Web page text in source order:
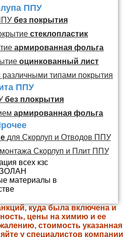
ППУ
без покрытия
стеклопластик
армированная фольга
оцинкованный лист
различными типами покрытия
ППУ
без плокрытия
армированная фольга
для Скорлуп и Отводов ППУ
Скорлуп и Плит ППУ
куда была включена и
цены на химию и ее
стоимость указанная
у специалистов компании